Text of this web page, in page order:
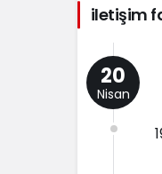
iletişim
20
Nisan